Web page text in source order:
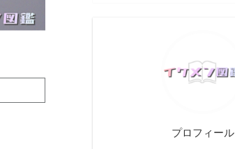
プロフィール